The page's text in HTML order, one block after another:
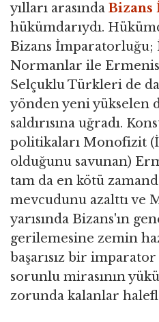
yılları arasında
hükümdarıydı.
Bizans İmparatorluğu;
Normanlar ile
Selçuklu Türkleri de
yönden yeni yükselen
saldırısına uğradı.
politikaları Monofizit
olduğunu savunan)
tam da en kötü
mevcudunu azalttı ve
yarısında Bizans'ın
gerilemesine zemin
başarısız bir
sorunlu mirasının
zorunda kalanlar